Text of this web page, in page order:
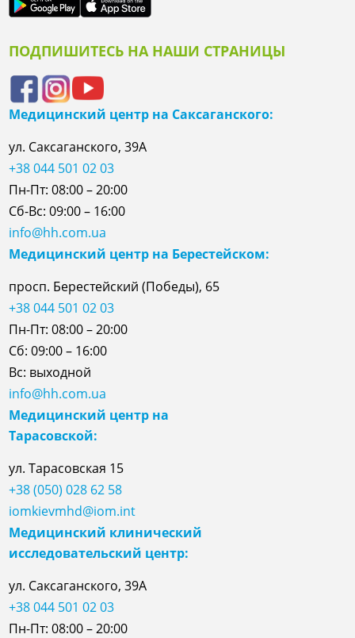
ПОДПИШИТЕСЬ НА НАШИ СТРАНИЦЫ
Медицинский центр на Саксаганского:
ул. Саксаганского, 39А
+38 044 501 02 03
Пн-Пт: 08:00 – 20:00
Сб-Вс: 09:00 – 16:00
info@hh.com.ua
Медицинский центр на Берестейском:
просп. Берестейский (Победы), 65
+38 044 501 02 03
Пн-Пт: 08:00 – 20:00
Сб: 09:00 – 16:00
Вс: выходной
info@hh.com.ua
Медицинский центр на
Тарасовской:
ул.Тарасовская 15
+38 (050) 028 62 58
iomkievmhd@iom.int
Медицинский клинический
исследовательский центр:
ул. Саксаганского, 39А
+38 044 501 02 03
Пн-Пт: 08:00 – 20:00